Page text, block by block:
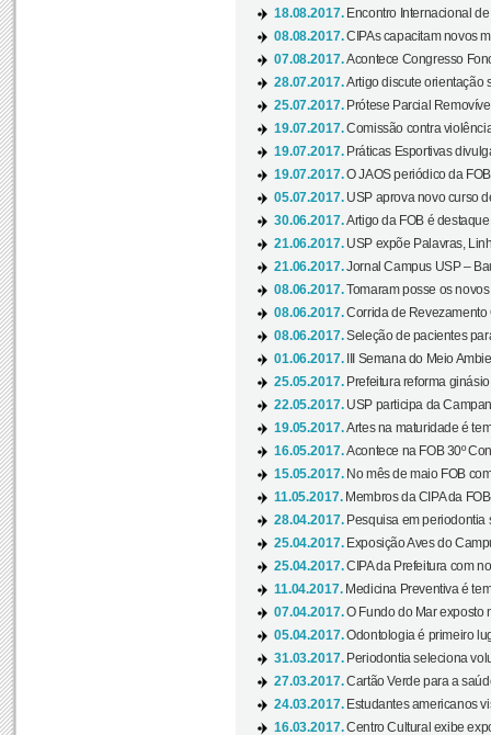
18.08.2017. Encontro Internacional
08.08.2017.CIPAs capacitam novos
07.08.2017.Acontece Congresso
28.07.2017.Artigo discute orientação
25.07.2017. Prótese Parcial
19.07.2017.Comissão contra
19.07.2017. Práticas Esportivas
19.07.2017.O JAOS periódico da
05.07.2017. USP aprova novo curso
30.06.2017.Artigo da FOB é
21.06.2017. USP expõe Palavras,
21.06.2017.Jornal Campus USP –
08.06.2017.Tomaram posse os
08.06.2017.Corrida de Revezamento
08.06.2017.Seleção de pacientes
01.06.2017.
III Semana do Meio
25.05.2017. Prefeitura reforma
22.05.2017. USP participa da
19.05.2017.Artes na maturidade é
16.05.2017.Acontece na FOB 30º
15.05.2017. No mês de maio FOB
11.05.2017. Membros da CIPA da
28.04.2017. Pesquisa em periodontia
25.04.2017. Exposição Aves do
25.04.2017.CIPA da Prefeitura com
11.04.2017. Medicina Preventiva é
07.04.2017.O Fundo do Mar exposto
05.04.2017.Odontologia é primeiro
31.03.2017. Periodontia seleciona
27.03.2017.Cartão Verde para a
24.03.2017. Estudantes americanos
16.03.2017.Centro Cultural exibe